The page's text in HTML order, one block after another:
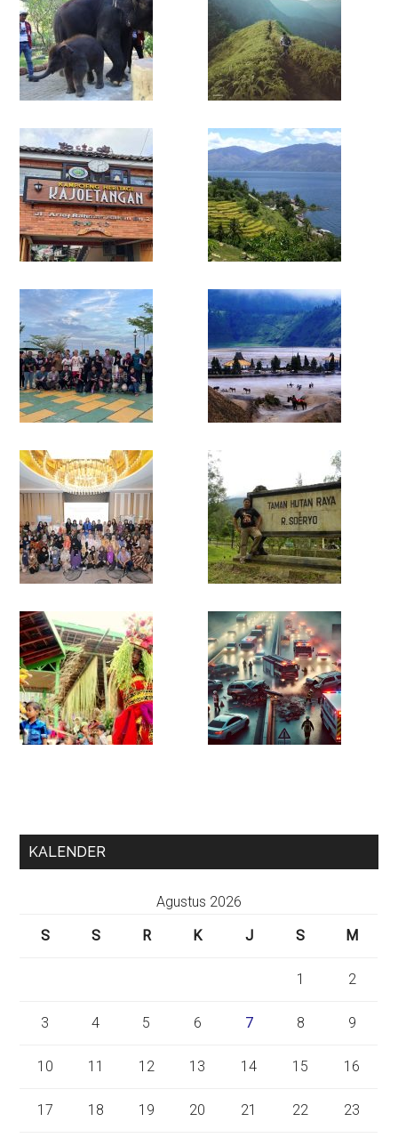
KALENDER
Agustus 2026
S
S R K J S M
1 2
3 4 5 6 7 8 9
10 11 12 13 14 15 16
17 18 19 20 21 22 23